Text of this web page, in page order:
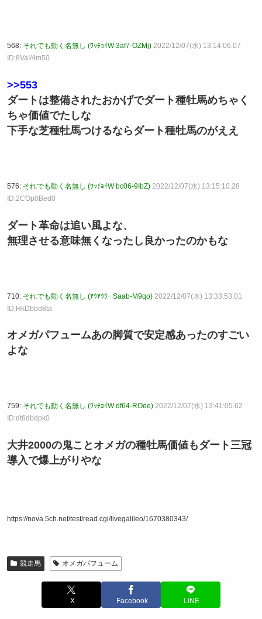
568: それでも動く名無し (ﾜｯﾁｮｲW 3af7-OZMj) 2022/12/07(水) 13:14:06.07
ID:8VaI/4m50
>>553
ダートは整備されたおかげでダート種牡馬めちゃく
ちゃ価値でたしな
下手な芝種牡馬つけるならダート種牡馬のがええ
576: それでも動く名無し (ﾜｯﾁｮｲW bc06-9IbZ) 2022/12/07(水) 13:15:10.28
ID:2COp0Bed0
ダート革命は追い風よな、
無理させる意味無くなったし良かったのかもな
710: それでも動く名無し (ｱｳｱｳｳｰ Saab-M9qo) 2022/12/07(水) 13:33:53.01
ID:HkDbbd8ta
オメガパフュームあの脚質で安定感あったのすごい
よな
759: それでも動く名無し (ﾜｯﾁｮｲW df64-ROee) 2022/12/07(水) 13:41:05.62
ID:dt6dbdpk0
大井2000の鬼ことオメガの種牡馬価値もダート三冠
導入で爆上がりやな
https://nova.5ch.net/test/read.cgi/livegalileo/1670380343/
競走馬 オメガパフューム
X Facebook LINE